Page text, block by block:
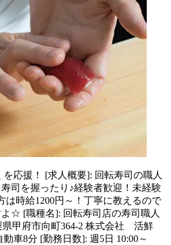
を応援！ [求人概要]: 回転寿司の職人
司を握ったり♪経験者歓迎！未経験
時給1200円～！丁寧に教えるので
☆ [職種名]: 回転寿司店の寿司職人
県甲府市向町364-2 株式会社 活鮮
車8分 [勤務日数]: 週5日 10:00～